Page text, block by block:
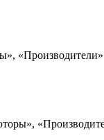
«Производители»